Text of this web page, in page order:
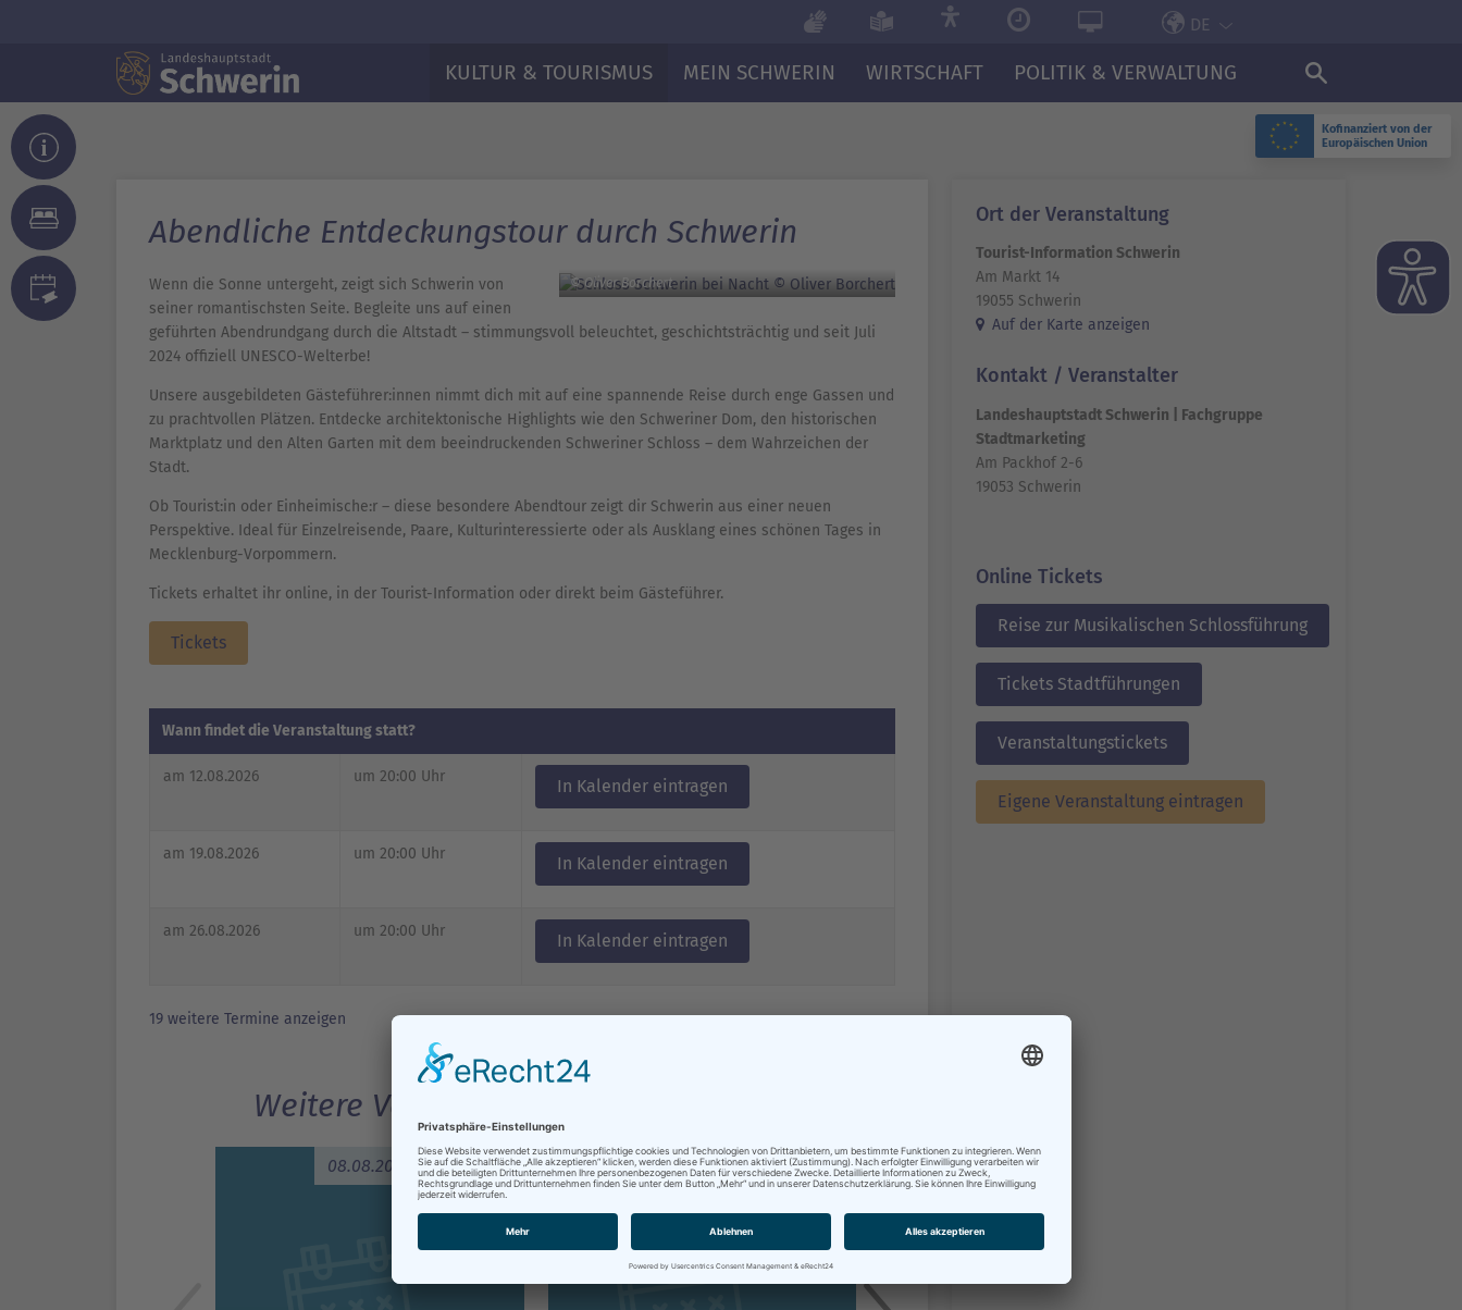
Kofinanziert von der
Europäischen Union
DE
KULTUR & TOURISMUS MEIN SCHWERIN WIRTSCHAFT POLITIK & VERWALTUNG
Abendliche Entdeckungstour durch Schwerin
© Oliver Borchert
Wenn die Sonne untergeht, zeigt sich Schwerin von
seiner romantischsten Seite. Begleite uns auf einen
geführten Abendrundgang durch die Altstadt – stimmungsvoll beleuchtet, geschichtsträchtig und seit Juli
2024 offiziell UNESCO-Welterbe!
Unsere ausgebildeten Gästeführer:innen nimmt dich mit auf eine spannende Reise durch enge Gassen und
zu prachtvollen Plätzen. Entdecke architektonische Highlights wie den Schweriner Dom, den historischen
Marktplatz und den Alten Garten mit dem beeindruckenden Schweriner Schloss – dem Wahrzeichen der
Stadt.
Ob Tourist:in oder Einheimische:r – diese besondere Abendtour zeigt dir Schwerin aus einer neuen
Perspektive. Ideal für Einzelreisende, Paare, Kulturinteressierte oder als Ausklang eines schönen Tages in
Mecklenburg-Vorpommern.
Tickets erhaltet ihr online, in der Tourist-Information oder direkt beim Gästeführer.
Tickets
Wann findet die Veranstaltung statt?
am 12.08.2026 um 20:00 Uhr In Kalender eintragen
am 19.08.2026 um 20:00 Uhr In Kalender eintragen
am 26.08.2026 um 20:00 Uhr In Kalender eintragen
19 weitere Termine anzeigen
Weitere Veranstaltung am selben Ort
08.08.2026 08.08.2026 08.08.2026
Ort der Veranstaltung
Tourist-Information Schwerin
Am Markt 14
19055 Schwerin
Auf der Karte anzeigen
Kontakt / Veranstalter
Landeshauptstadt Schwerin | Fachgruppe
Stadtmarketing
Am Packhof 2-6
19053 Schwerin
Online Tickets
Reise zur Musikalischen Schlossführung
Tickets Stadtführungen
Veranstaltungstickets
Eigene Veranstaltung eintragen